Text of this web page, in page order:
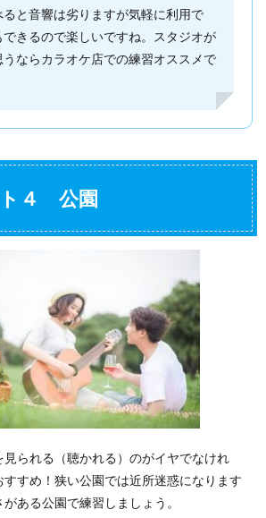
ると音響は劣りますが気軽に利用で
できるので楽しいですね。スタジオが
ならカラオケ店での練習オススメで
４ 公園
られる（聴かれる）のがイヤでなけれ
すすめ！狭い公園では近所迷惑になります
ある公園で練習しましょう。